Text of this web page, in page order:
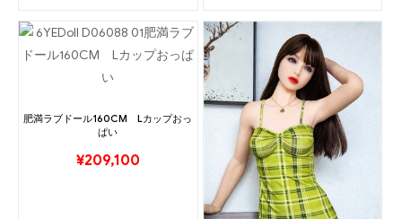
肥満ラブドール160CM Lカップおっ
ぱい
¥209,100